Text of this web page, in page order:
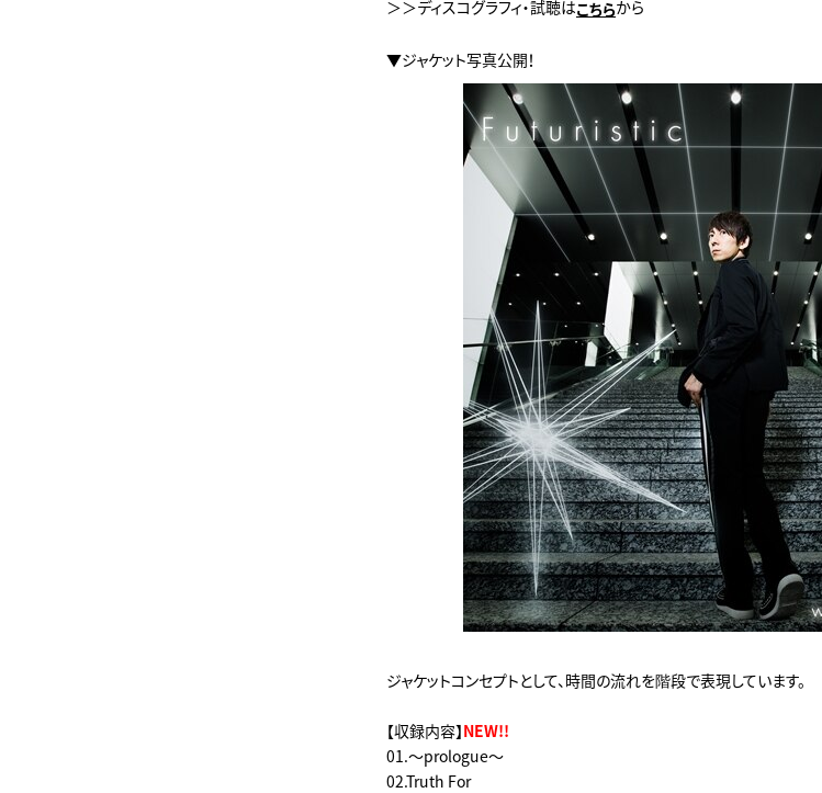
＞＞ディスコグラフィ・試聴はこちらから
▼ジャケット写真公開！
ジャケットコンセプトとして、時間の流れを階段で表現しています。
【収録内容】NEW!!
01.～prologue～
02.Truth For